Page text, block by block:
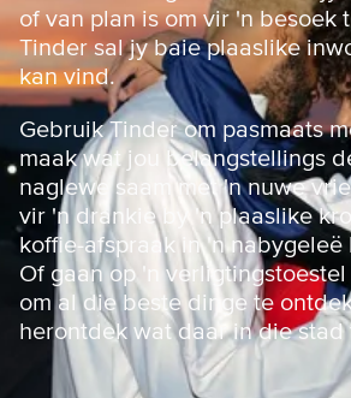
a
d
of van plan is om vir 'n besoek
Tinder sal jy baie plaaslike
kan vind.
Gebruik Tinder om pasmaats
maak wat jou belangstellings
naglewe saam met 'n nuwe
vir 'n drankie by 'n plaaslike
koffie-afspraak in 'n nabygeleë
Of gaan op 'n
om al die beste dinge te
herontdek wat daar in die stad